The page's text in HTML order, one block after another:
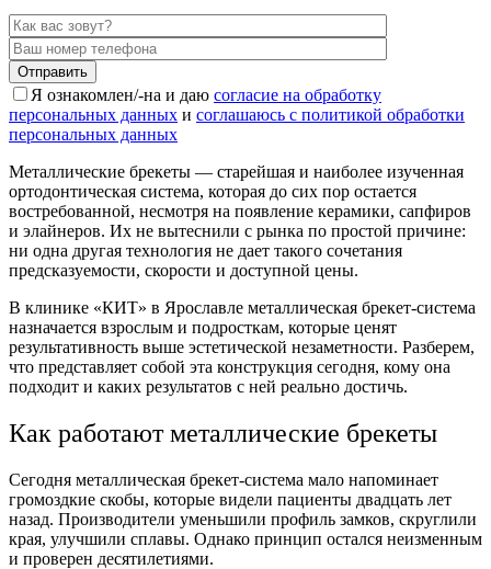
Я ознакомлен/-на и даю согласие на обработку
персональных данных и соглашаюсь с политикой обработки
персональных данных
Металлические брекеты — старейшая и наиболее изученная
ортодонтическая система, которая до сих пор остается
востребованной, несмотря на появление керамики, сапфиров
и элайнеров. Их не вытеснили с рынка по простой причине:
ни одна другая технология не дает такого сочетания
предсказуемости, скорости и доступной цены.
В клинике «КИТ» в Ярославле металлическая брекет-система
назначается взрослым и подросткам, которые ценят
результативность выше эстетической незаметности. Разберем,
что представляет собой эта конструкция сегодня, кому она
подходит и каких результатов с ней реально достичь.
Как работают металлические брекеты
Сегодня металлическая брекет-система мало напоминает
громоздкие скобы, которые видели пациенты двадцать лет
назад. Производители уменьшили профиль замков, скруглили
края, улучшили сплавы. Однако принцип остался неизменным
и проверен десятилетиями.